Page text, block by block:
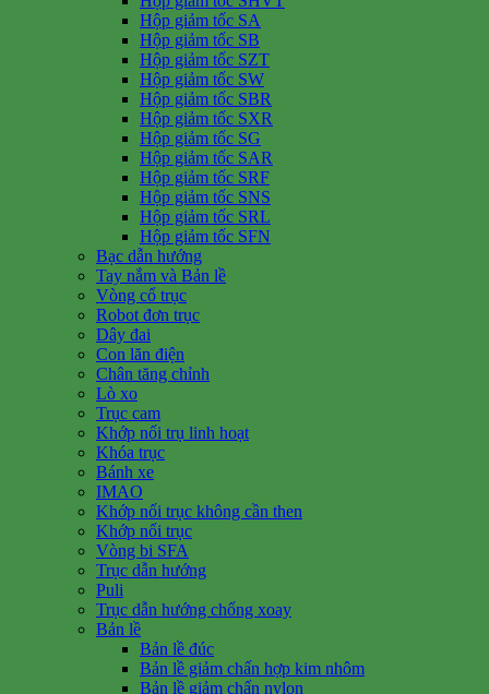
Hộp giảm tốc SA
Hộp giảm tốc SB
Hộp giảm tốc SZT
Hộp giảm tốc SW
Hộp giảm tốc SBR
Hộp giảm tốc SXR
Hộp giảm tốc SG
Hộp giảm tốc SAR
Hộp giảm tốc SRF
Hộp giảm tốc SNS
Hộp giảm tốc SRL
Hộp giảm tốc SFN
Bạc dẫn hướng
Tay nắm và Bản lề
Vòng cổ trục
Robot đơn trục
Dây đai
Con lăn điện
Chân tăng chỉnh
Lò xo
Trục cam
Khớp nối trụ linh hoạt
Khóa trục
Bánh xe
IMAO
Khớp nối trục không cần then
Khớp nối trục
Vòng bi SFA
Trục dẫn hướng
Puli
Trục dẫn hướng chống xoay
Bản lề
Bản lề đúc
Bản lề giảm chấn hợp kim nhôm
Bản lề giảm chấn nylon